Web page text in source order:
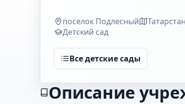
поселок Подлесный
Детский сад
Все детские сады
Описание